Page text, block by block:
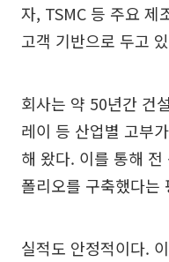
자, TSMC 등 주요 제
고객 기반으로 두고
회사는 약 50년간 건
레이 등 산업별 고부
해 왔다. 이를 통해
폴리오를 구축했다는
실적도 안정적이다.